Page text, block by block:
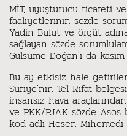
MİT, uyuşturucu ticareti
faaliyetlerinin sözde
Yadin Bulut ve örgüt
sağlayan sözde
Gülsüme Doğan'ı da
Bu ay etkisiz hale
Suriye'nin Tel Rıfat
insansız hava
ve PKK/PJAK sözde
kod adlı Hesen